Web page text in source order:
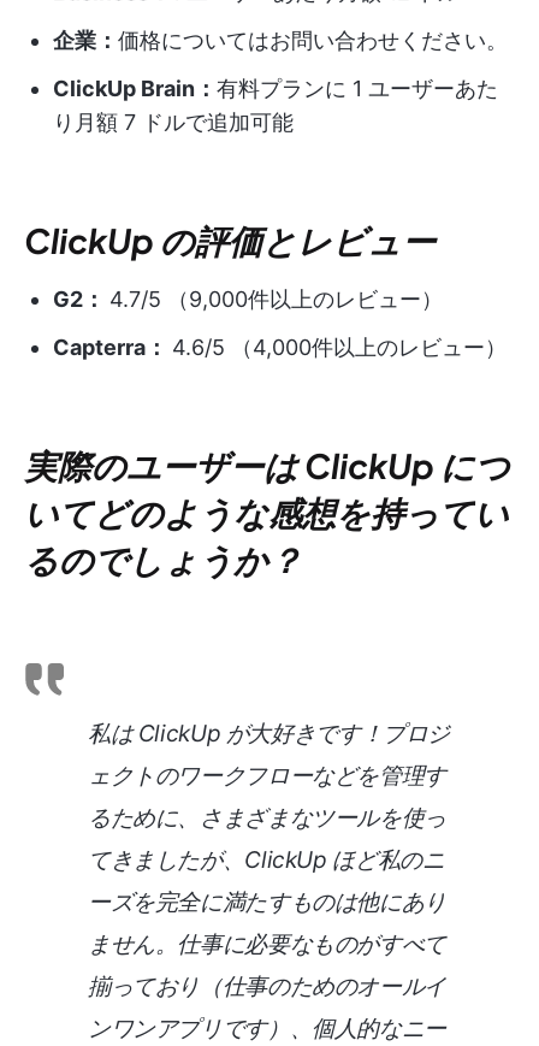
企業： 価格についてはお問い合わせください。
ClickUp Brain： 有料プランに 1 ユーザーあた
り月額 7 ドルで追加可能
ClickUp の評価とレビュー
G2： 4.7/5 （9,000件以上のレビュー）
Capterra： 4.6/5 （4,000件以上のレビュー）
実際のユーザーは ClickUp につ
いてどのような感想を持ってい
るのでしょうか？
私は ClickUp が大好きです！プロジ
ェクトのワークフローなどを管理す
るために、さまざまなツールを使っ
てきましたが、ClickUp ほど私のニ
ーズを完全に満たすものは他にあり
ません。仕事に必要なものがすべて
揃っており（仕事のためのオールイ
ンワンアプリです）、個人的なニー